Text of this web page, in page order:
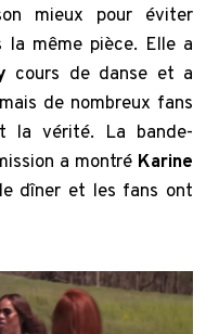
mieux pour éviter
la même pièce. Elle a
cours de danse et a
de nombreux fans
la vérité. La bande-
a montré Karine
dîner et les fans ont